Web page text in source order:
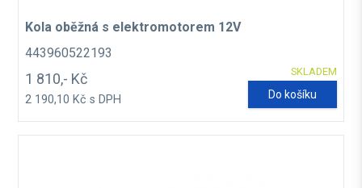
Kola oběžná s elektromotorem 12V
443960522193
SKLADEM
1 810,- Kč
2 190,10 Kč s DPH Do košíku